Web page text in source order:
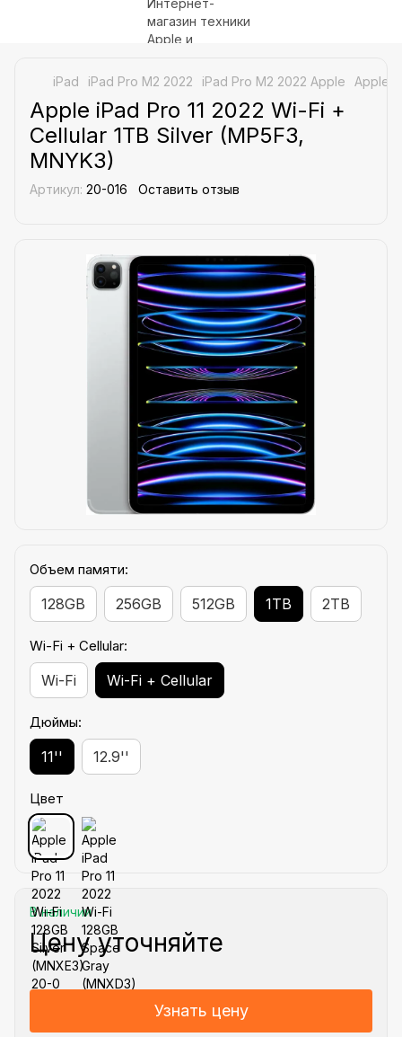
iPad iPad Pro M2 2022 iPad Pro M2 2022 Apple Apple
Apple iPad Pro 11 2022 Wi-Fi +
Cellular 1TB Silver (MP5F3,
MNYK3)
Артикул: 20-016 Оставить отзыв
Объем памяти:
128GB 256GB 512GB 1TB 2TB
Wi-Fi + Cellular:
Wi-Fi Wi-Fi + Cellular
Дюймы:
11'' 12.9''
Цвет
В наличии
Цену уточняйте
Узнать цену